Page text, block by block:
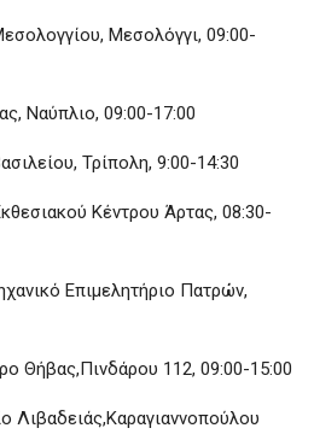
Μεσολόγγι, 09:00-
Ναύπλιο, 09:00-17:00
Τρίπολη, 9:00-14:30
Κέντρου Άρτας, 08:30-
Επιμελητήριο Πατρών,
Θήβας,Πινδάρου 112, 09:00-15:00
Λιβαδειάς,Καραγιαννοπούλου